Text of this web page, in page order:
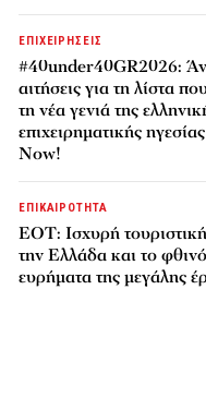
ΕΠΙΧΕΙΡΗΣΕΙΣ
#40under40GR2026:
αιτήσεις για τη λίστα
τη νέα γενιά της
επιχειρηματικής
Now!
ΕΠΙΚΑΙΡΟΤΗΤΑ
ΕΟΤ: Ισχυρή
την Ελλάδα και το
ευρήματα της μεγάλης